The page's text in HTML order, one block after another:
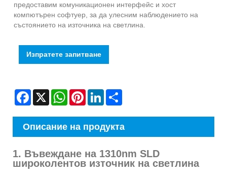
предоставим комуникационен интерфейс и хост
компютърен софтуер, за да улесним наблюдението на
състоянието на източника на светлина.
Изпратете запитване
Facebook
X WhatsAppPinterestLinkedIn
Описание на продукта
1. Въвеждане на 1310nm SLD
широколентов източник на светлина